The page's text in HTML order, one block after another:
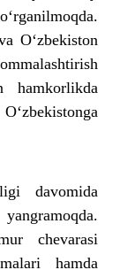
O‘zbekiston
hamkorlikda
davomida
chevarasi
hamda